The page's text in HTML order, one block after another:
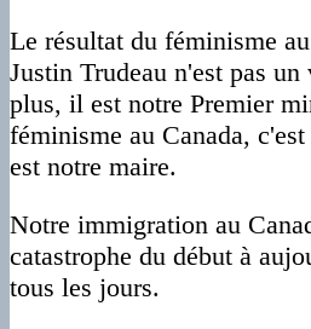
Le résultat du féminisme
Justin Trudeau n'est pas
plus, il est notre Premier
féminisme au Canada,
est notre maire.
Notre immigration au
catastrophe du début à
tous les jours.